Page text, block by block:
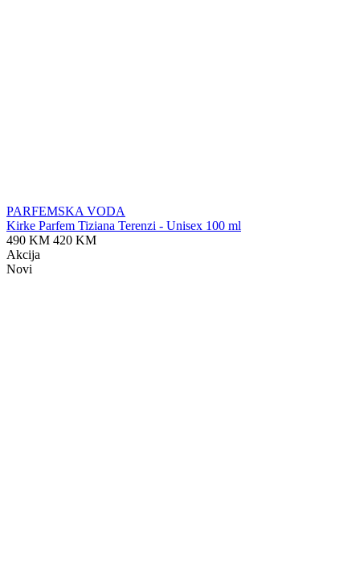
PARFEMSKA VODA
Kirke Parfem Tiziana Terenzi - Unisex 100 ml
490 KM 420 KM
Akcija
Novi